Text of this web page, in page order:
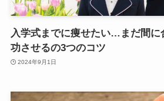
入学式までに痩せたい…まだ間に
功させるの3つのコツ
2024年9月1日